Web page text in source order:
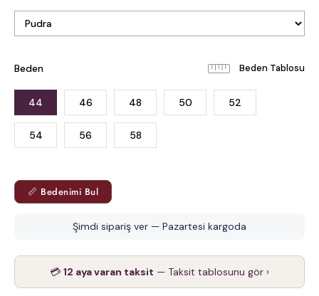
Beden Beden Tablosu
44 46 48 50 52
54 56 58
📏 Bedenimi Bul
Şimdi sipariş ver — Pazartesi kargoda
💳 12 aya varan taksit — Taksit tablosunu gör ›